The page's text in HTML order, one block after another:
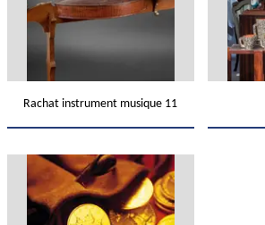
Rachat instrument musique 11